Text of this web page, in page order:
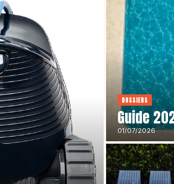
DOSSIERS
Guide
01/07/2026